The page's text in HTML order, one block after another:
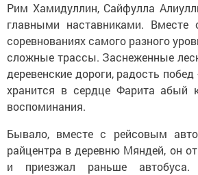
Рим Хамидуллин, Сайфулла
главными наставниками. Вместе
соревнованиях самого разного
сложные трассы. Заснеженные
деревенские дороги, радость
хранится в сердце Фарита абый
воспоминания.
Бывало, вместе с рейсовым
райцентра в деревню Мяндей, он
и приезжал раньше